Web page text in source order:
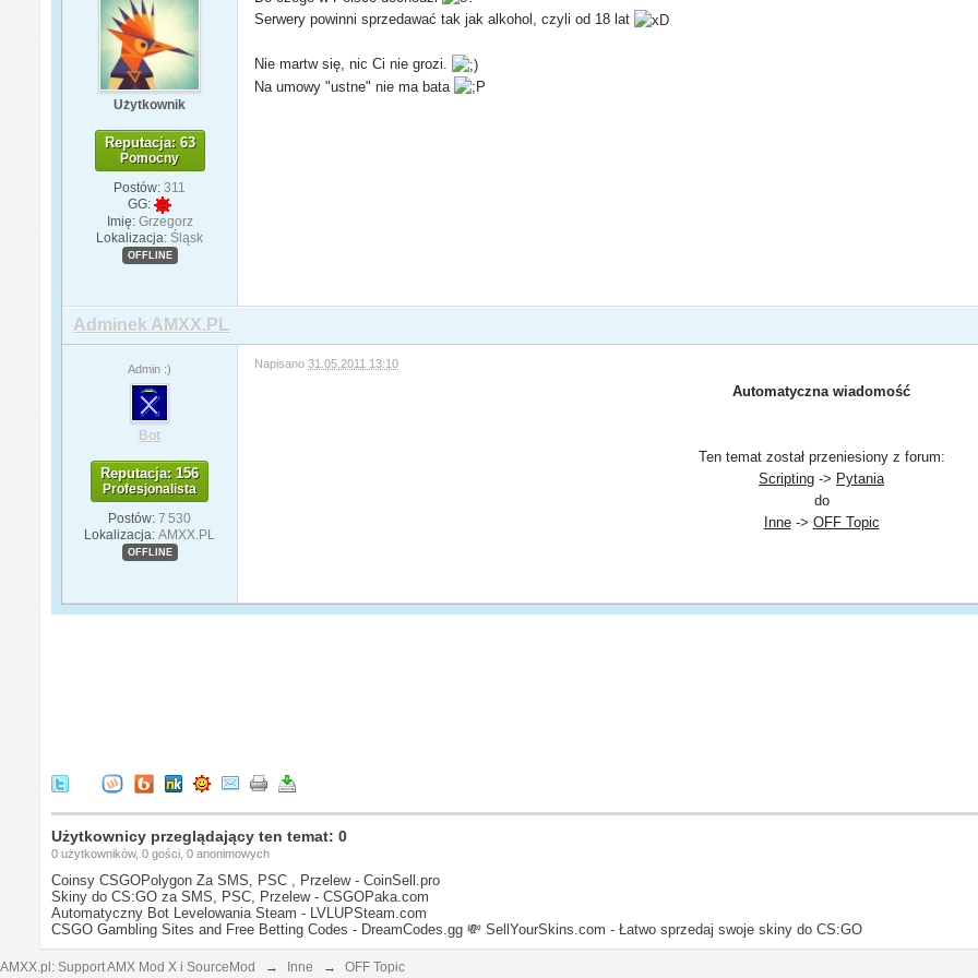
Użytkownik
Reputacja: 63
Pomocny
Postów: 311
GG:
Imię: Grzegorz
Lokalizacja: Śląsk
OFFLINE
Serwery powinni sprzedawać tak jak alkohol, czyli od 18 lat
Nie martw się, nic Ci nie grozi.
Na umowy "ustne" nie ma bata
Adminek AMXX.PL
Admin :)
Bot
Reputacja: 156
Profesjonalista
Postów: 7 530
Lokalizacja: AMXX.PL
OFFLINE
Napisano31.05.2011 13:10
Automatyczna wiadomość
Ten temat został przeniesiony z forum:
Scripting -> Pytania
do
Inne-> OFF Topic
Użytkownicy przeglądający ten temat: 0
0 użytkowników, 0 gości, 0 anonimowych
Coinsy CSGOPolygon Za SMS, PSC , Przelew - CoinSell.pro
Skiny do CS:GO za SMS, PSC, Przelew - CSGOPaka.com
Automatyczny Bot Levelowania Steam - LVLUPSteam.com
CSGO Gambling Sites and Free Betting Codes - DreamCodes.gg 💸 SellYourSkins.com - Łatwo sprzedaj swoje skiny do CS:GO
AMXX.pl: Support AMX Mod X i SourceMod → Inne → OFF Topic